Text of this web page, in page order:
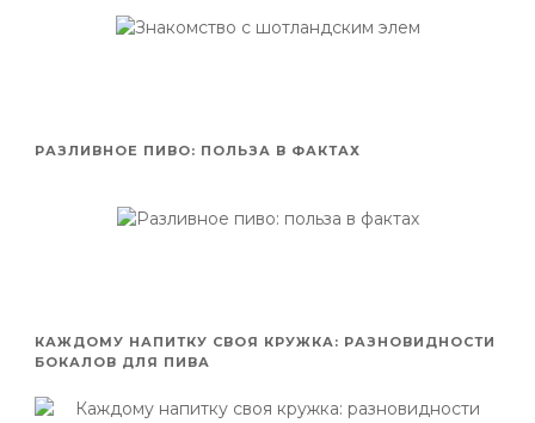
РАЗЛИВНОЕ ПИВО: ПОЛЬЗА В ФАКТАХ
КАЖДОМУ НАПИТКУ СВОЯ КРУЖКА: РАЗНОВИДНОСТИ
БОКАЛОВ ДЛЯ ПИВА